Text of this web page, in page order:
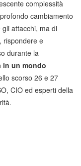
complessità
cambiamento
attacchi, ma di
rispondere e
durante la
in un mondo
scorso 26 e 27
CIO ed esperti della